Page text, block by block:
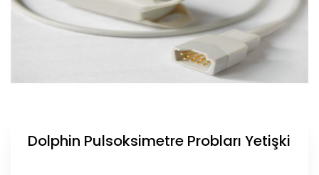
Dolphin Pulsoksimetre Probları Yetişki